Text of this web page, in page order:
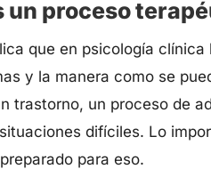
un proceso
que en psicología
y la manera como se
trastorno, un proceso de
difíciles. Lo
para eso.